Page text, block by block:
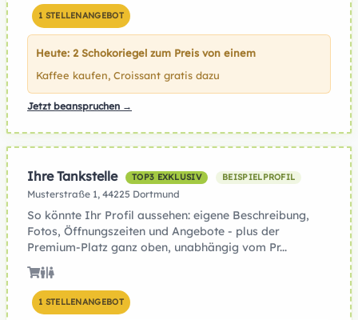
1 STELLENANGEBOT
Heute: 2 Schokoriegel zum Preis von einem
Kaffee kaufen, Croissant gratis dazu
Jetzt beanspruchen →
Ihre Tankstelle TOP3 EXKLUSIV BEISPIELPROFIL
Musterstraße 1, 44225 Dortmund
So könnte Ihr Profil aussehen: eigene Beschreibung,
Fotos, Öffnungszeiten und Angebote - plus der
Premium-Platz ganz oben, unabhängig vom Pr...
1 STELLENANGEBOT